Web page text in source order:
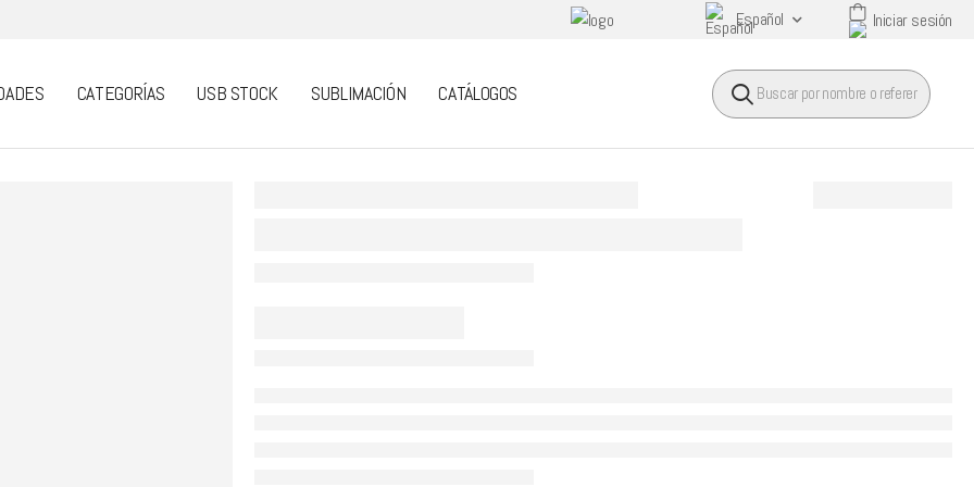
Español Iniciar sesión
CATEGORÍAS USB STOCK SUBLIMACIÓN CATÁLOGOS HEADER SEARCH